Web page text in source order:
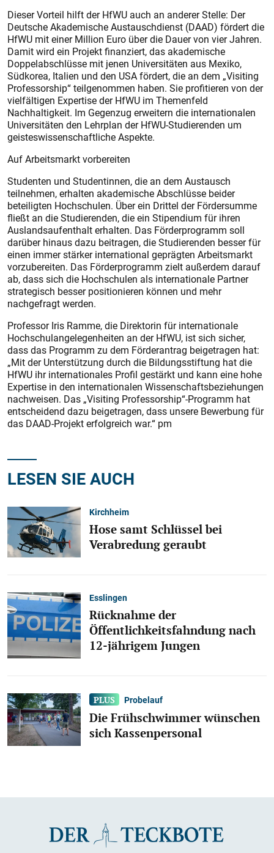
Dieser Vorteil hilft der HfWU auch an anderer Stelle: Der
Deutsche Akademische Austauschdienst (DAAD) fördert die
HfWU mit einer Million Euro über die Dauer von vier Jahren.
Damit wird ein Projekt finanziert, das akademische
Doppelabschlüsse mit jenen Universitäten aus Mexiko,
Südkorea, Italien und den USA fördert, die an dem „Visiting
Professorship“ teilgenommen haben. Sie profitieren von der
vielfältigen Expertise der HfWU im Themenfeld
Nachhaltigkeit. Im Gegenzug erweitern die internationalen
Universitäten den Lehrplan der HfWU-Studierenden um
geisteswissenschaftliche Aspekte.
Auf Arbeitsmarkt vorbereiten
Studenten und Studentinnen, die an dem Austausch
teilnehmen, erhalten akademische Abschlüsse beider
beteiligten Hochschulen. Über ein Drittel der Fördersumme
fließt an die Studierenden, die ein Stipendium für ihren
Auslandsaufenthalt erhalten. Das Förderprogramm soll
darüber hinaus dazu beitragen, die Studierenden besser für
einen immer stärker international geprägten Arbeitsmarkt
vorzubereiten. Das Förderprogramm zielt außerdem darauf
ab, dass sich die Hochschulen als internationale Partner
strategisch besser positionieren können und mehr
nachgefragt werden.
Professor Iris Ramme, die Direktorin für internationale
Hochschulangelegenheiten an der HfWU, ist sich sicher,
dass das Programm zu dem Förderantrag beigetragen hat:
„Mit der Unterstützung durch die Bildungsstiftung hat die
HfWU ihr internationales Profil gestärkt und kann eine hohe
Expertise in den internationalen Wissenschaftsbeziehungen
nachweisen. Das „Visiting Professorship“-Programm hat
entscheidend dazu beigetragen, dass unsere Bewerbung für
das DAAD-Projekt erfolgreich war.“ pm
LESEN SIE AUCH
Kirchheim
Hose samt Schlüssel bei
Verabredung geraubt
Esslingen
Rücknahme der
Öffentlichkeitsfahndung nach
12-jährigem Jungen
Probelauf
Die Frühschwimmer wünschen
sich Kassenpersonal